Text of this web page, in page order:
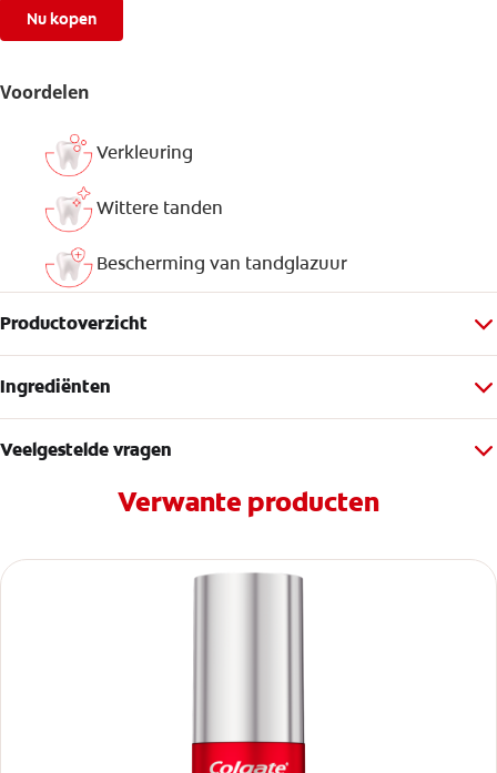
Nu kopen
Voordelen
Verkleuring
Wittere tanden
Bescherming van tandglazuur
Productoverzicht
Ingrediënten
Veelgestelde vragen
Verwante producten